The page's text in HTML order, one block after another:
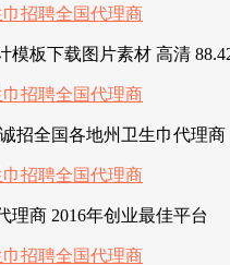
模板下载图片素材 高清
招全国各地州卫生巾代理
理商 2016年创业最佳平台